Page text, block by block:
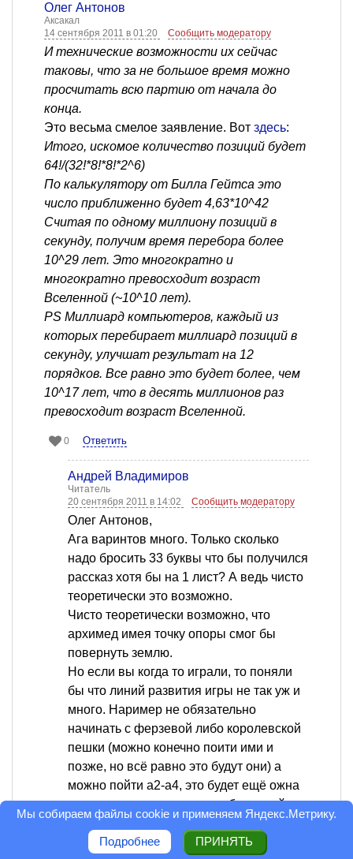
Олег Антонов
Аксакал
14 сентября 2011 в 01:20
Сообщить модератору
И технические возможности их сейчас
таковы, что за не большое время можно
просчитать всю партию от начала до
конца.
Это весьма смелое заявление. Вот здесь:
Итого, искомое количество позиций будет
64!/(32!*8!*8!*2^6)
По калькулятору от Билла Гейтса это
число приближенно будет 4,63*10^42
Считая по одному миллиону позиций в
секунду, получим время перебора более
10^29 лет. Это многократно и
многократно превосходит возраст
Вселенной (~10^10 лет).
PS Миллиард компьютеров, каждый из
которых перебирает миллиард позиций в
секунду, улучшат результат на 12
порядков. Все равно это будет более, чем
10^17 лет, что в десять миллионов раз
превосходит возраст Вселенной.
0 Ответить
Андрей Владимиров
Читатель
20 сентября 2011 в 14:02
Сообщить модератору
Олег Антонов,
Ага варинтов много. Только сколько
надо бросить 33 буквы что бы получился
рассказ хотя бы на 1 лист? А ведь чисто
теоретически это возможно.
Чисто теоретически возможно, что
архимед имея точку опоры смог бы
повернуть землю.
Но если вы когда то играли, то поняли
бы что линий развития игры не так уж и
много. Наример не обязательно
начинать с ферзевой либо королевской
пешки (можно конечно поити ими и
позже, но всё равно это будут они) а
можно пойти а2-а4, это будет ещё ожна
линия огромного числа комбинациий, но
законы стратегии неумолимы,
проигранный центр создаст
Мы собираем файлы cookie и применяем Яндекс.Метрику.
Подробнее ПРИНЯТЬ